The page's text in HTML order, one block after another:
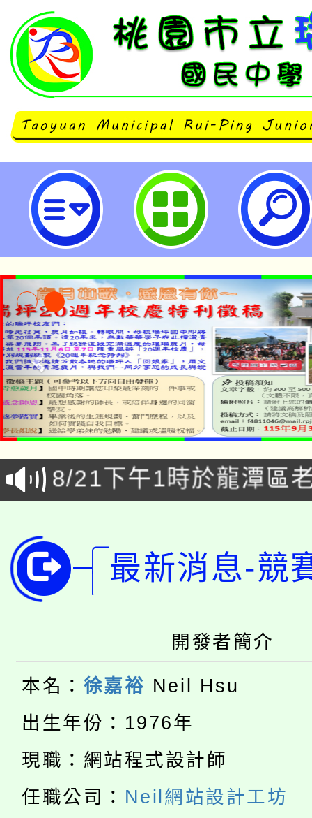
neilrpjhstyc網站設計者：徐嘉
「本色祭」8/29、30在
場熱烈登場!
8/21下午1時於龍潭區
徵才活動。
YOUNG桃局內行報名
局官網。
8月14至27日，桃園電
開!
115年桃園市運動會8/
視費優惠，中低收入戶
半價優惠，詳情可洽有
者。
大園自造教育及科技
份教師增能研習
大溪自造教育及科技中
份教師研習
淨零綠生活教案入校路
會
115年食農教育專業人
程
「本色祭」8/29、30在
最新消息-競
開發者簡介
本名： 徐嘉裕 Neil Hsu
出生年份：1976年
現職：網站程式設計師
任職公司： Neil網站設計工坊